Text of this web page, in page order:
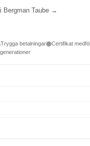
Bergman Taube →
Trygga betalningar
Certifikat